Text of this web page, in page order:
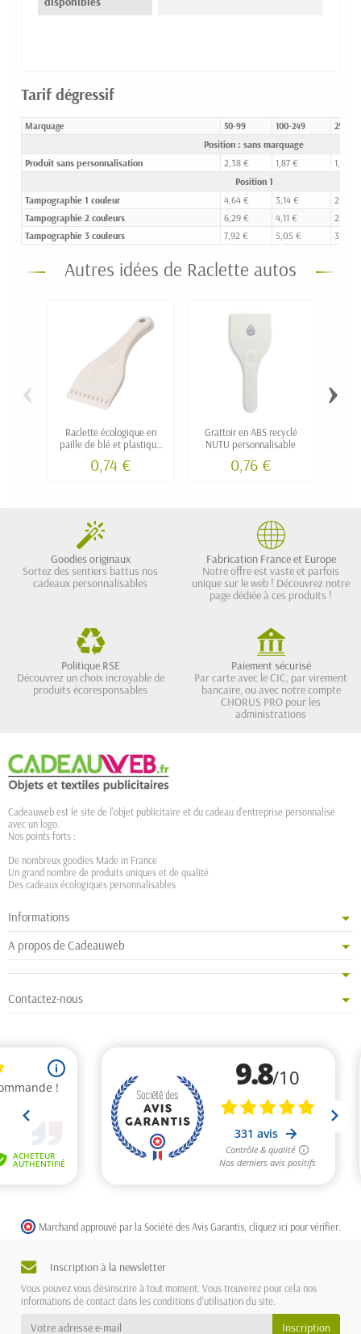
Tarif dégressif
Marquage 50-99 100-249 250-
Position : sans marquage
Produit sans personnalisation
2,38 € 1,87 €
1,54 €
Position 1
Tampographie 1 couleur
4,64 € 3,14 €
2,19 €
Tampographie 2 couleurs
6,29 € 4,11 €
2,72 €
Tampographie 3 couleurs
7,92 € 5,05 € 3,22 €
Autres idées de Raclette autos
Raclette écologique en
paille de blé et plastique
0,74 €
Grattoir en ABS recyclé
NUTU personnalisable
0,76 €
‹ ›
Goodies originaux
Sortez des sentiers battus nos
cadeaux personnalisables
Fabrication France et Europe
Notre offre est vaste et parfois
unique sur le web ! Découvrez notre
page dédiée à ces produits !
Politique RSE
Découvrez un choix incroyable de
produits écoresponsables
Paiement sécurisé
Par carte avec le CIC, par virement
bancaire, ou avec notre compte
CHORUS PRO pour les
administrations
Cadeauweb est le site de l'objet publicitaire et du cadeau d'entreprise personnalisé
avec un logo.
Nos points forts :
De nombreux goodies Made in France
Un grand nombre de produits uniques et de qualité
Des cadeaux écologiques personnalisables
Informations
A propos de Cadeauweb
Contactez-nous
Marchand approuvé par la Société des Avis Garantis, cliquez ici pour vérifier
Inscription à la newsletter
Vous pouvez vous désinscrire à tout moment. Vous trouverez pour cela nos
informations de contact dans les conditions d'utilisation du site.